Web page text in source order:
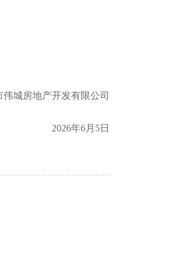
伟城房地产开发有限公司
2026年6月5日